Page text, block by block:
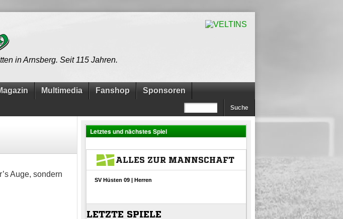
in Arnsberg. Seit 115 Jahren.
Multimedia Fanshop Sponsoren
Auge, sondern
Letztes und nächstes Spiel